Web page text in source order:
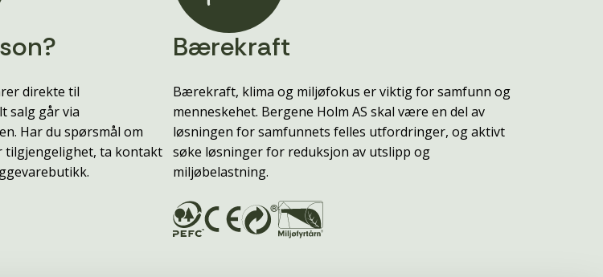
direkte til
salg går via
Har du spørsmål om
tilgjengelighet, ta kontakt
Bærekraft
Bærekraft, klima og miljøfokus er viktig for samfunn og
menneskehet. Bergene Holm AS skal være en del av
løsningen for samfunnets felles utfordringer, og aktivt
søke løsninger for reduksjon av utslipp og
miljøbelastning.